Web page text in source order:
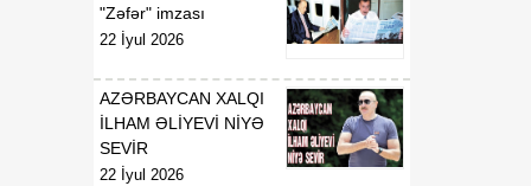
diplomatiyasının növbəti
zəfəri idi
Tarixi Vaşinqton görüşü:
ABŞ-Azərbaycan
əlaqələrində və Cənubi
Qafqazın sülh
18:22
07 Avqust
"Zəfər" imzası
22 İyul 2026
AZƏRBAYCAN XALQI
İLHAM ƏLİYEVİ NİYƏ
SEVİR
22 İyul 2026